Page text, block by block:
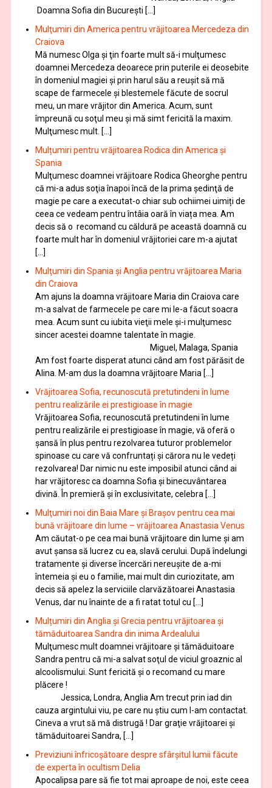
Doamna Sofia din București […]
Mulţumiri din America pentru vrăjitoarea Mercedeza din
Craiova
Mă numesc Olga şi ţin foarte mult să-i mulţumesc
doamnei Mercedeza deoarece prin puterile ei deosebite
în domeniul magiei şi prin harul său a reuşit să mă
scape de farmecele şi blestemele făcute de socrul
meu, un mare vrăjitor din America. Acum, sunt
împreună cu soţul meu şi mă simt fericită la maxim.
Mulţumesc mult. […]
Mulțumiri pentru vrăjitoarea Rodica din America și
Spania
Mulţumesc doamnei vrăjitoare Rodica Gheorghe pentru
că mi-a adus soţia înapoi încă de la prima şedinţă de
magie pe care a executat-o chiar sub ochiimei uimiți de
ceea ce vedeam pentru întâia oară în viața mea. Am
decis să o recomand cu căldură pe această doamnă cu
foarte mult har în domeniul vrăjitoriei care m-a ajutat
[…]
Mulţumiri din Spania şi Anglia pentru vrăjitoarea Maria
din Craiova
Am ajuns la doamna vrăjitoare Maria din Craiova care
m-a salvat de farmecele pe care mi le-a făcut soacra
mea. Acum sunt cu iubita vieţii mele şi-i mulţumesc
sincer acestei doamne talentate în magie.
Miguel, Malaga, Spania
Am fost foarte disperat atunci când am fost părăsit de
Alina. M-am dus la doamna vrăjitoare Maria […]
Vrăjitoarea Sofia, recunoscută pretutindeni în lume
pentru realizările ei prestigioase în magie
Vrăjitoarea Sofia, recunoscută pretutindeni în lume
pentru realizările ei prestigioase în magie, vă oferă o
şansă în plus pentru rezolvarea tuturor problemelor
spinoase cu care vă confruntați și cărora nu le vedeți
rezolvarea! Dar nimic nu este imposibil atunci când ai
har vrăjitoresc ca doamna Sofia şi binecuvântarea
divină. În premieră şi în exclusivitate, celebra […]
Mulţumiri noi din Baia Mare și Brașov pentru cea mai
bună vrăjitoare din lume – vrăjitoarea Anastasia Venus
Am căutat-o pe cea mai bună vrăjitoare din lume și am
avut șansa să lucrez cu ea, slavă cerului. După îndelungi
tratamente şi diverse încercări nereușite de a-mi
întemeia şi eu o familie, mai mult din curiozitate, am
decis să apelez la serviciile clarvăzătoarei Anastasia
Venus, dar nu înainte de a fi ratat totul cu […]
Mulțumiri din Anglia și Grecia pentru vrăjitoarea și
tămăduitoarea Sandra din inima Ardealului
Mulţumesc mult doamnei vrăjitoare și tămăduitoare
Sandra pentru că mi-a salvat soţul de viciul groaznic al
alcoolismului. Sunt fericită și o recomand cu mare
plăcere !
Jessica, Londra, Anglia Am trecut prin iad din
cauza argintului viu, pe care nu știu cum l-am contactat.
Cineva a vrut să mă distrugă ! Dar graţie vrăjitoarei și
tămăduitoarei Sandra, […]
Previziuni înfricoșătoare despre sfârșitul lumii făcute
de experta în ocultism Delia
Apocalipsa pare să fie tot mai aproape de noi, este ceea